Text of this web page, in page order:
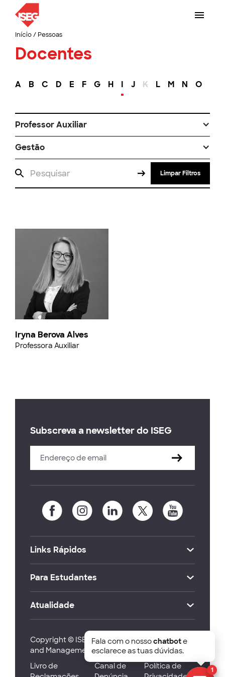
Início/ Pessoas
Docentes
A B C D E F G H I J K L M N O
Professor Auxiliar
Gestão
Limpar Filtros
Iryna Berova Alves
Professora Auxiliar
Subscreva a newsletter do ISEG
Links Rápidos
Para Estudantes
Atualidade
Copyright © ISEG Lisbon School of Economics
and Management 2026
Livro de
Canal de
Política de
1
Fala com o nossochatbote
esclarece as tuas dúvidas.